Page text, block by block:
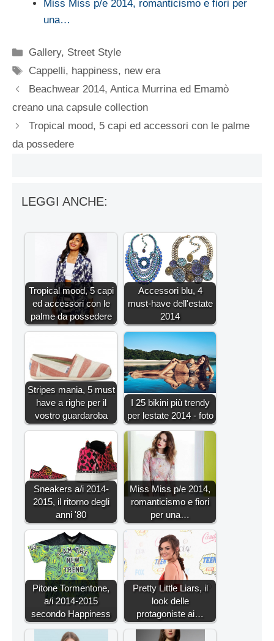
Miss Miss p/e 2014, romanticismo e fiori per
una…
Categorie
Gallery, Street Style
Tag
Cappelli, happiness, new era
Beachwear 2014, Antica Murrina ed Emamò
creano una capsule collection
Tropical mood, 5 capi ed accessori con le palme
da possedere
LEGGI ANCHE:
Tropical mood, 5 capi
ed accessori con le
palme da possedere
Accessori blu, 4
must-have dell'estate
2014
Stripes mania, 5 must
have a righe per il
vostro guardaroba
I 25 bikini più trendy
per lestate 2014 - foto
Sneakers a/i 2014-
2015, il ritorno degli
anni '80
Miss Miss p/e 2014,
romanticismo e fiori
per una…
Pitone Tormentone,
a/i 2014-2015
secondo Happiness
Pretty Little Liars, il
look delle
protagoniste ai…